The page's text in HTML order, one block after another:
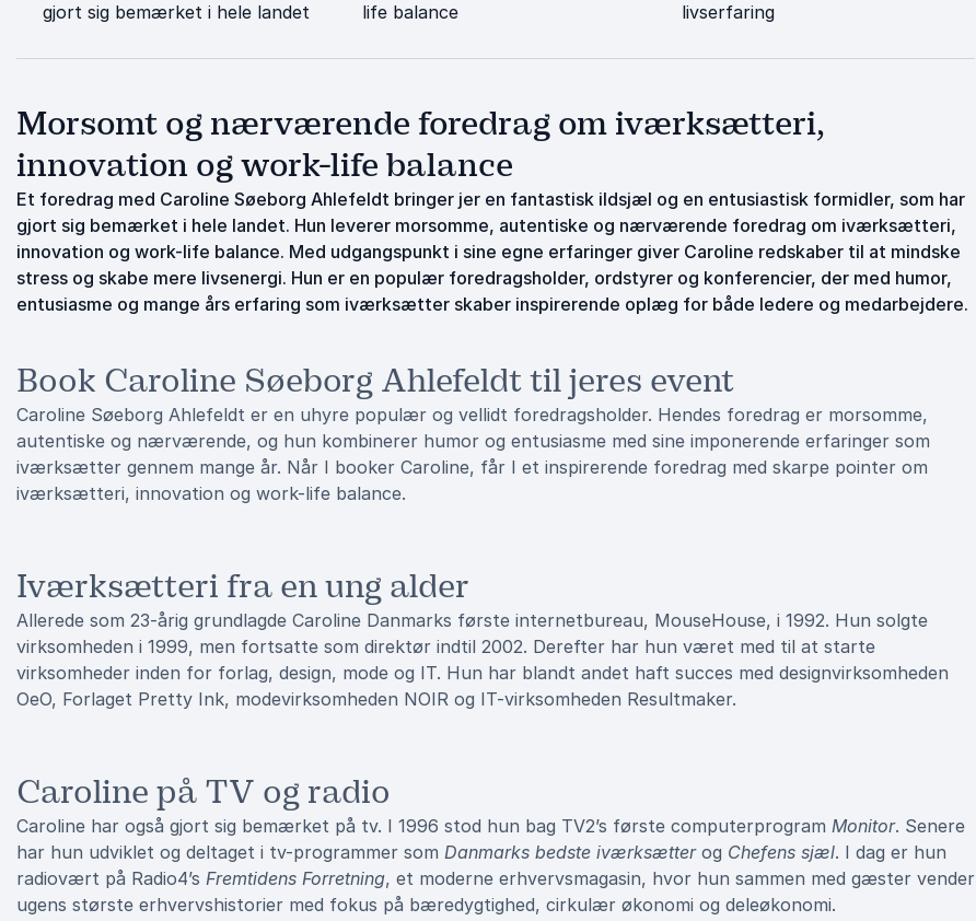
gjort sig bemærket i hele landet
life balance
livserfaring
Morsomt og nærværende foredrag om iværksætteri,
innovation og work-life balance
Et foredrag med Caroline Søeborg Ahlefeldt bringer jer en fantastisk ildsjæl og en entusiastisk formidler, som har
gjort sig bemærket i hele landet. Hun leverer morsomme, autentiske og nærværende foredrag om iværksætteri,
innovation og work-life balance. Med udgangspunkt i sine egne erfaringer giver Caroline redskaber til at mindske
stress og skabe mere livsenergi. Hun er en populær foredragsholder, ordstyrer og konferencier, der med humor,
entusiasme og mange års erfaring som iværksætter skaber inspirerende oplæg for både ledere og medarbejdere.
Book Caroline Søeborg Ahlefeldt til jeres event
Caroline Søeborg Ahlefeldt er en uhyre populær og vellidt foredragsholder. Hendes foredrag er morsomme,
autentiske og nærværende, og hun kombinerer humor og entusiasme med sine imponerende erfaringer som
iværksætter gennem mange år. Når I booker Caroline, får I et inspirerende foredrag med skarpe pointer om
iværksætteri, innovation og work-life balance.
Iværksætteri fra en ung alder
Allerede som 23-årig grundlagde Caroline Danmarks første internetbureau, MouseHouse, i 1992. Hun solgte
virksomheden i 1999, men fortsatte som direktør indtil 2002. Derefter har hun været med til at starte
virksomheder inden for forlag, design, mode og IT. Hun har blandt andet haft succes med designvirksomheden
OeO, Forlaget Pretty Ink, modevirksomheden NOIR og IT-virksomheden Resultmaker.
Caroline på TV og radio
Caroline har også gjort sig bemærket på tv. I 1996 stod hun bag TV2’s første computerprogram Monitor. Senere
har hun udviklet og deltaget i tv-programmer som Danmarks bedste iværksætterog Chefens sjæl. I dag er hun
radiovært på Radio4’s Fremtidens Forretning, et moderne erhvervsmagasin, hvor hun sammen med gæster vender
ugens største erhvervshistorier med fokus på bæredygtighed, cirkulær økonomi og deleøkonomi.